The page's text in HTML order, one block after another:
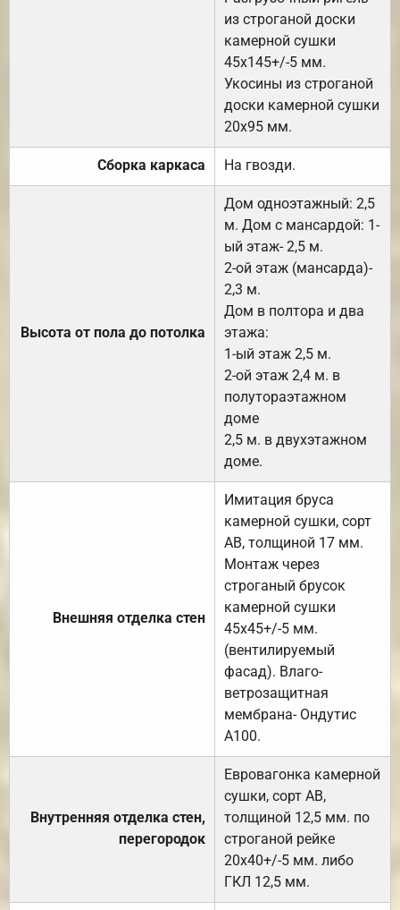
из строганой доски
камерной сушки
45х145+/-5 мм.
Укосины из строганой
доски камерной сушки
20х95 мм.
Сборка каркаса На гвозди.
Высота от пола до потолка
Дом одноэтажный: 2,5
м. Дом с мансардой: 1-
ый этаж- 2,5 м.
2-ой этаж (мансарда)-
2,3 м.
Дом в полтора и два
этажа:
1-ый этаж 2,5 м.
2-ой этаж 2,4 м. в
полутораэтажном
доме
2,5 м. в двухэтажном
доме.
Внешняя отделка стен
Имитация бруса
камерной сушки, сорт
АВ, толщиной 17 мм.
Монтаж через
строганый брусок
камерной сушки
45х45+/-5 мм.
(вентилируемый
фасад). Влаго-
ветрозащитная
мембрана- Ондутис
А100.
Внутренняя отделка стен,
перегородок
Евровагонка камерной
сушки, сорт АВ,
толщиной 12,5 мм. по
строганой рейке
20х40+/-5 мм. либо
ГКЛ 12,5 мм.